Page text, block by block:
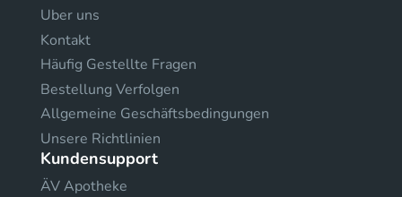
Uber uns
Kontakt
Häufig Gestellte Fragen
Bestellung Verfolgen
Allgemeine Geschäftsbedingungen
Unsere Richtlinien
Kundensupport
ÄV Apotheke